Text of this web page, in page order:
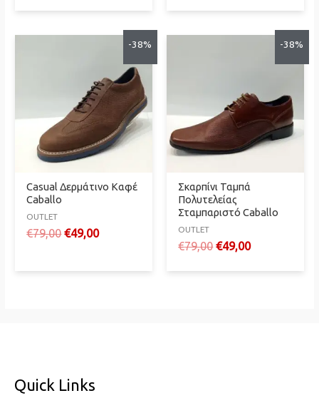
was:
τιμή
είναι:
€59,00.
€49,00.
-38%
Casual Δερμάτινο Καφέ
Caballo
OUTLET
€79,00Original
€49,00Η
-38%
Σκαρπίνι Ταμπά
Πολυτελείας
Σταμπαριστό Caballo
OUTLET
€79,00Original
was:
€49,00Η
τιμή
Quick Links